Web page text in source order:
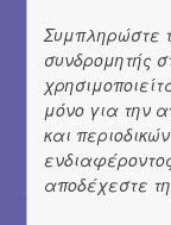
Συμπληρώστε
συνδρομητής
μόνο για την
και
αποδέχεστε